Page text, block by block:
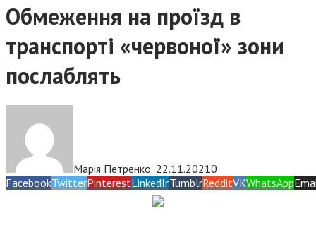
Обмеження на проїзд в
транспорті «червоної» зони
послаблять
Марія Петренко — 22.11.20210
FacebookTwitterPinterestLinkedInTumblrRedditVKWhatsApp